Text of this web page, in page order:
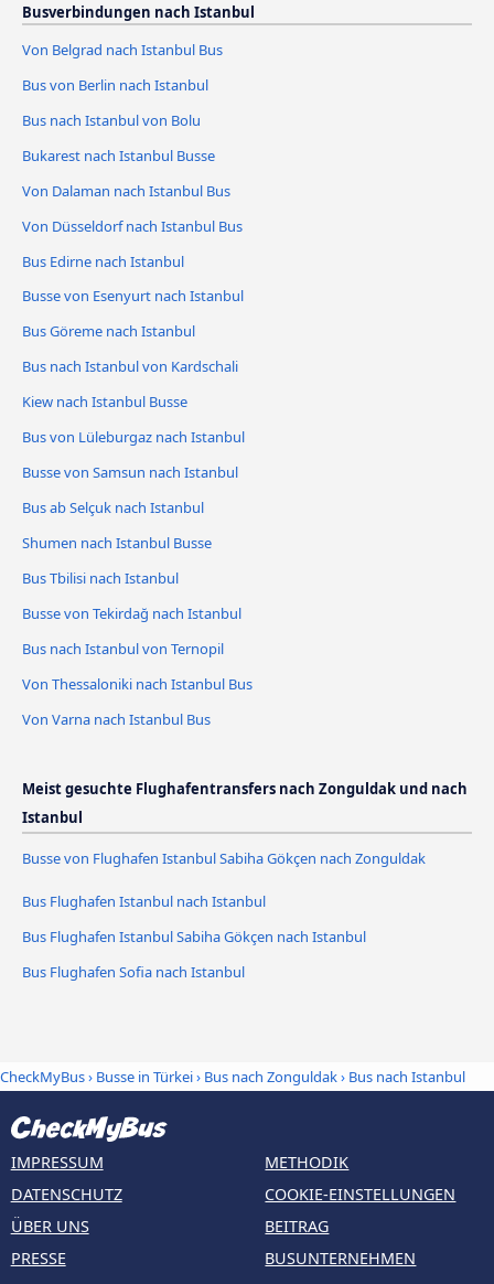
Busverbindungen nach Istanbul
Von Belgrad nach Istanbul Bus
Bus von Berlin nach Istanbul
Bus nach Istanbul von Bolu
Bukarest nach Istanbul Busse
Von Dalaman nach Istanbul Bus
Von Düsseldorf nach Istanbul Bus
Bus Edirne nach Istanbul
Busse von Esenyurt nach Istanbul
Bus Göreme nach Istanbul
Bus nach Istanbul von Kardschali
Kiew nach Istanbul Busse
Bus von Lüleburgaz nach Istanbul
Busse von Samsun nach Istanbul
Bus ab Selçuk nach Istanbul
Shumen nach Istanbul Busse
Bus Tbilisi nach Istanbul
Busse von Tekirdağ nach Istanbul
Bus nach Istanbul von Ternopil
Von Thessaloniki nach Istanbul Bus
Von Varna nach Istanbul Bus
Meist gesuchte Flughafentransfers nach Zonguldak und nach
Istanbul
Busse von Flughafen Istanbul Sabiha Gökçen nach Zonguldak
Bus Flughafen Istanbul nach Istanbul
Bus Flughafen Istanbul Sabiha Gökçen nach Istanbul
Bus Flughafen Sofia nach Istanbul
CheckMyBus› Busse in Türkei› Bus nach Zonguldak› Bus nach Istanbul
IMPRESSUM
DATENSCHUTZ
ÜBER UNS
PRESSE
METHODIK
COOKIE-EINSTELLUNGEN
BEITRAG
BUSUNTERNEHMEN